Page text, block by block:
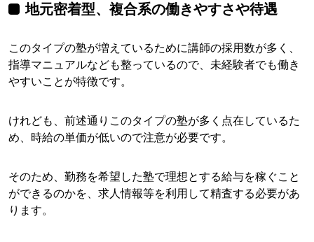
地元密着型、複合系の働きやすさや待遇
このタイプの塾が増えているために講師の採用数が多く、
指導マニュアルなども整っているので、未経験者でも働き
やすいことが特徴です。
けれども、前述通りこのタイプの塾が多く点在しているた
め、時給の単価が低いので注意が必要です。
そのため、勤務を希望した塾で理想とする給与を稼ぐこと
ができるのかを、求人情報等を利用して精査する必要があ
ります。